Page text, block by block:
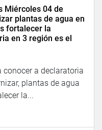
Miércoles 04 de
plantas de agua en
fortalecer la
en 3 región es el
conocer a declaratoria
plantas de agua
la...